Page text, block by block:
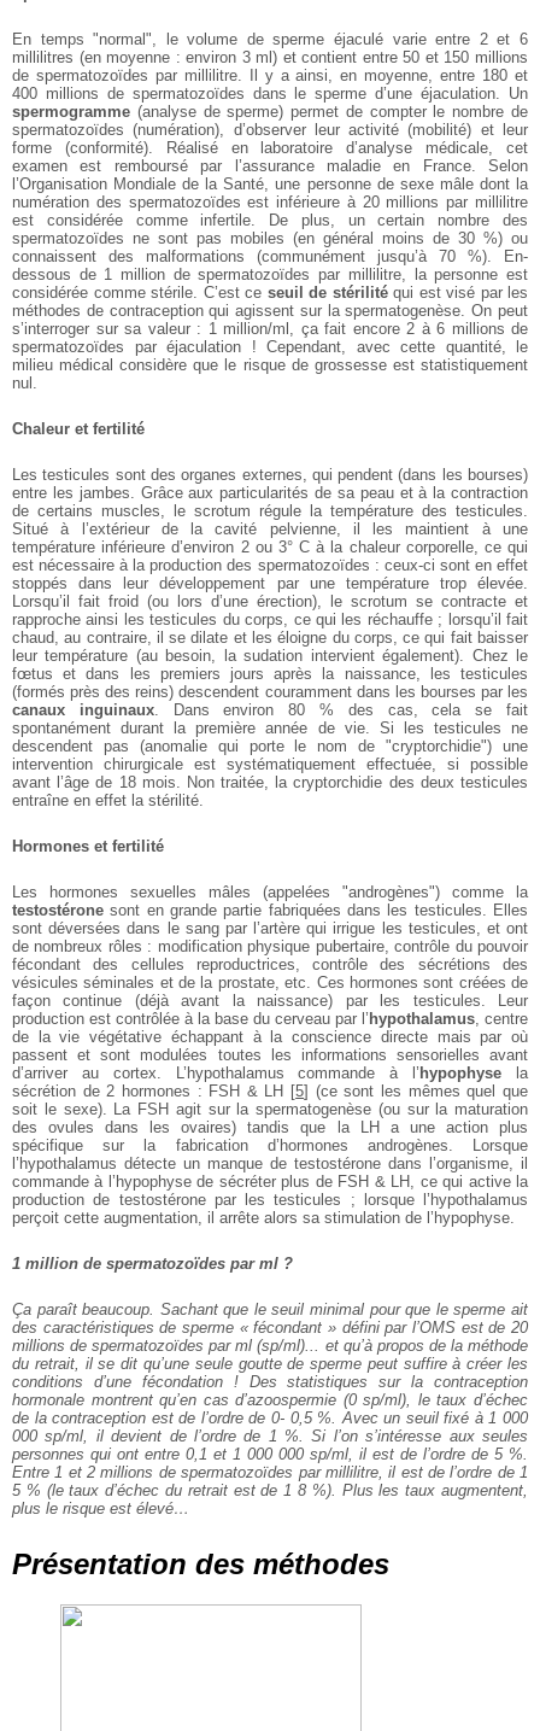
En temps "normal", le volume de sperme éjaculé varie entre 2 et 6
millilitres (en moyenne : environ 3 ml) et contient entre 50 et 150 millions
de spermatozoïdes par millilitre. Il y a ainsi, en moyenne, entre 180 et
400 millions de spermatozoïdes dans le sperme d’une éjaculation. Un
spermogramme (analyse de sperme) permet de compter le nombre de
spermatozoïdes (numération), d’observer leur activité (mobilité) et leur
forme (conformité). Réalisé en laboratoire d’analyse médicale, cet
examen est remboursé par l’assurance maladie en France. Selon
l’Organisation Mondiale de la Santé, une personne de sexe mâle dont la
numération des spermatozoïdes est inférieure à 20 millions par millilitre
est considérée comme infertile. De plus, un certain nombre des
spermatozoïdes ne sont pas mobiles (en général moins de 30 %) ou
connaissent des malformations (communément jusqu’à 70 %). En-
dessous de 1 million de spermatozoïdes par millilitre, la personne est
considérée comme stérile. C’est ce seuil de stérilitéqui est visé par les
méthodes de contraception qui agissent sur la spermatogenèse. On peut
s’interroger sur sa valeur : 1 million/ml, ça fait encore 2 à 6 millions de
spermatozoïdes par éjaculation ! Cependant, avec cette quantité, le
milieu médical considère que le risque de grossesse est statistiquement
nul.
Chaleur et fertilité
Les testicules sont des organes externes, qui pendent (dans les bourses)
entre les jambes. Grâce aux particularités de sa peau et à la contraction
de certains muscles, le scrotum régule la température des testicules.
Situé à l’extérieur de la cavité pelvienne, il les maintient à une
température inférieure d’environ 2 ou 3° C à la chaleur corporelle, ce qui
est nécessaire à la production des spermatozoïdes : ceux-ci sont en effet
stoppés dans leur développement par une température trop élevée.
Lorsqu’il fait froid (ou lors d’une érection), le scrotum se contracte et
rapproche ainsi les testicules du corps, ce qui les réchauffe ; lorsqu’il fait
chaud, au contraire, il se dilate et les éloigne du corps, ce qui fait baisser
leur température (au besoin, la sudation intervient également). Chez le
fœtus et dans les premiers jours après la naissance, les testicules
(formés près des reins) descendent couramment dans les bourses par les
canaux inguinaux. Dans environ 80 % des cas, cela se fait
spontanément durant la première année de vie. Si les testicules ne
descendent pas (anomalie qui porte le nom de "cryptorchidie") une
intervention chirurgicale est systématiquement effectuée, si possible
avant l’âge de 18 mois. Non traitée, la cryptorchidie des deux testicules
entraîne en effet la stérilité.
Hormones et fertilité
Les hormones sexuelles mâles (appelées "androgènes") comme la
testostérone sont en grande partie fabriquées dans les testicules. Elles
sont déversées dans le sang par l’artère qui irrigue les testicules, et ont
de nombreux rôles : modification physique pubertaire, contrôle du pouvoir
fécondant des cellules reproductrices, contrôle des sécrétions des
vésicules séminales et de la prostate, etc. Ces hormones sont créées de
façon continue (déjà avant la naissance) par les testicules. Leur
production est contrôlée à la base du cerveau par l’hypothalamus , centre
de la vie végétative échappant à la conscience directe mais par où
passent et sont modulées toutes les informations sensorielles avant
d’arriver au cortex. L’hypothalamus commande à l’hypophyse la
sécrétion de 2 hormones : FSH & LH [5] (ce sont les mêmes quel que
soit le sexe). La FSH agit sur la spermatogenèse (ou sur la maturation
des ovules dans les ovaires) tandis que la LH a une action plus
spécifique sur la fabrication d’hormones androgènes. Lorsque
l’hypothalamus détecte un manque de testostérone dans l’organisme, il
commande à l’hypophyse de sécréter plus de FSH & LH, ce qui active la
production de testostérone par les testicules ; lorsque l’hypothalamus
perçoit cette augmentation, il arrête alors sa stimulation de l’hypophyse.
1 million de spermatozoïdes par ml ?
Ça paraît beaucoup. Sachant que le seuil minimal pour que le sperme ait
des caractéristiques de sperme « fécondant » défini par l’OMS est de 20
millions de spermatozoïdes par ml (sp/ml)... et qu’à propos de la méthode
du retrait, il se dit qu’une seule goutte de sperme peut suffire à créer les
conditions d’une fécondation ! Des statistiques sur la contraception
hormonale montrent qu’en cas d’azoospermie (0 sp/ml), le taux d’échec
de la contraception est de l’ordre de 0- 0,5 %. Avec un seuil fixé à 1 000
000 sp/ml, il devient de l’ordre de 1 %. Si l’on s’intéresse aux seules
personnes qui ont entre 0,1 et 1 000 000 sp/ml, il est de l’ordre de 5 %.
Entre 1 et 2 millions de spermatozoïdes par millilitre, il est de l’ordre de 1
5 % (le taux d’échec du retrait est de 1 8 %). Plus les taux augmentent,
plus le risque est élevé…
Présentation des méthodes